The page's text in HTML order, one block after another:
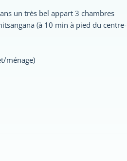
un très bel appart 3 chambres
(à 10 min à pied du centre-
ménage)